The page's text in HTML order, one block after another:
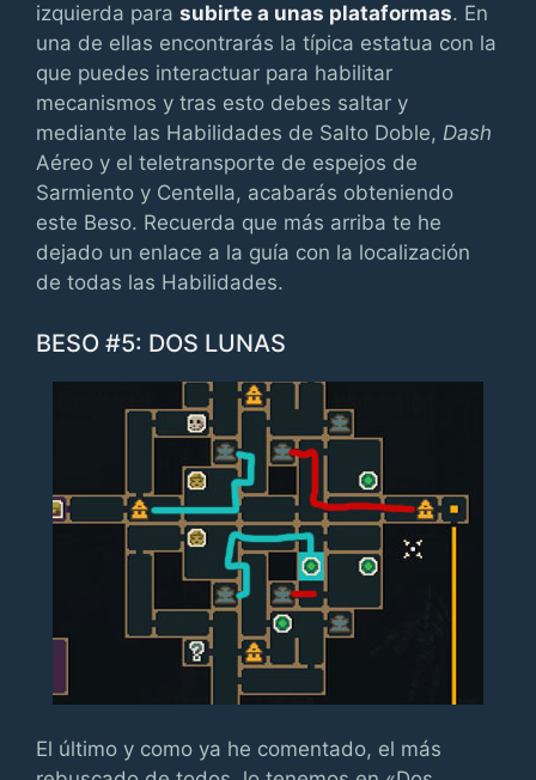
izquierda para subirte a unas plataformas. En
una de ellas encontrarás la típica estatua con la
que puedes interactuar para habilitar
mecanismos y tras esto debes saltar y
mediante las Habilidades de Salto Doble, Dash
Aéreo y el teletransporte de espejos de
Sarmiento y Centella, acabarás obteniendo
este Beso. Recuerda que más arriba te he
dejado un enlace a la guía con la localización
de todas las Habilidades.
BESO #5: DOS LUNAS
El último y como ya he comentado, el más